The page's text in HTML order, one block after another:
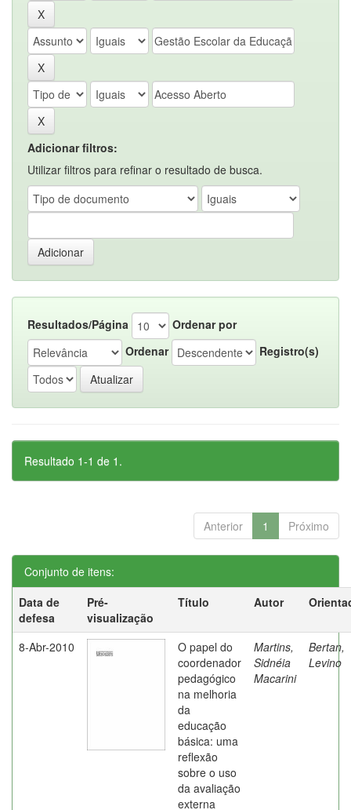
Adicionar filtros:
Utilizar filtros para refinar o resultado de busca.
Resultados/Página
Ordenar por
Ordenar
Registro(s)
Resultado 1-1 de 1.
Anterior 1 Próximo
Conjunto de itens:
Data de
defesa
Pré-
visualização
Título Autor
8-Abr-2010
O papel do
coordenador
pedagógico
na melhoria
da
educação
básica: uma
reflexão
sobre o uso
da avaliação
externa
Martins,
Sidnéia
Macarini
Bertan,
Levino